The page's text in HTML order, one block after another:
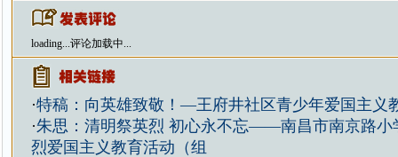
loading...评论加载中...
·特稿：向英雄致敬！—王府井社区青少年爱国主义
·朱思：清明祭英烈 初心永不忘——南昌市南京路小
烈爱国主义教育活动（组